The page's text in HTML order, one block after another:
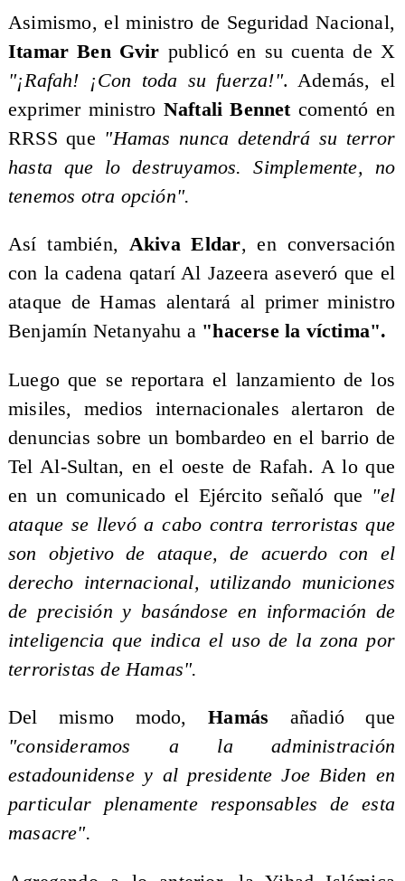
Asimismo, el ministro de Seguridad Nacional,
Itamar Ben Gvir publicó en su cuenta de X
"¡Rafah! ¡Con toda su fuerza!". Además, el
exprimer ministro Naftali Bennetcomentó en
RRSS que "Hamas nunca detendrá su terror
hasta que lo destruyamos. Simplemente, no
tenemos otra opción".
Así también, Akiva Eldar, en conversación
con la cadena qatarí Al Jazeera aseveró que el
ataque de Hamas alentará al primer ministro
Benjamín Netanyahu a "hacerse la víctima".
Luego que se reportara el lanzamiento de los
misiles, medios internacionales alertaron de
denuncias sobre un bombardeo en el barrio de
Tel Al-Sultan, en el oeste de Rafah. A lo que
en un comunicado el Ejército señaló que "el
ataque se llevó a cabo contra terroristas que
son objetivo de ataque, de acuerdo con el
derecho internacional, utilizando municiones
de precisión y basándose en información de
inteligencia que indica el uso de la zona por
terroristas de Hamas".
Del mismo modo,Hamás añadió que
"consideramos a la administración
estadounidense y al presidente Joe Biden en
particular plenamente responsables de esta
masacre".